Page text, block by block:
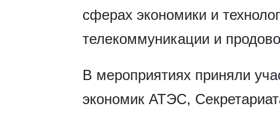
сферах экономики и
телекоммуникации и
В мероприятиях приняли
экономик АТЭС,